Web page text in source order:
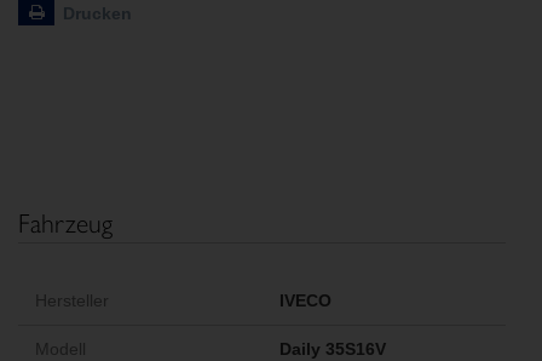
Drucken
Fahrzeug
Hersteller IVECO
Modell Daily 35S16V